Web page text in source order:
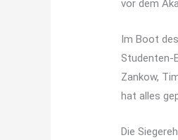
vor dem
Im Boot
Studenten-
Zankow,
hat alles
Die